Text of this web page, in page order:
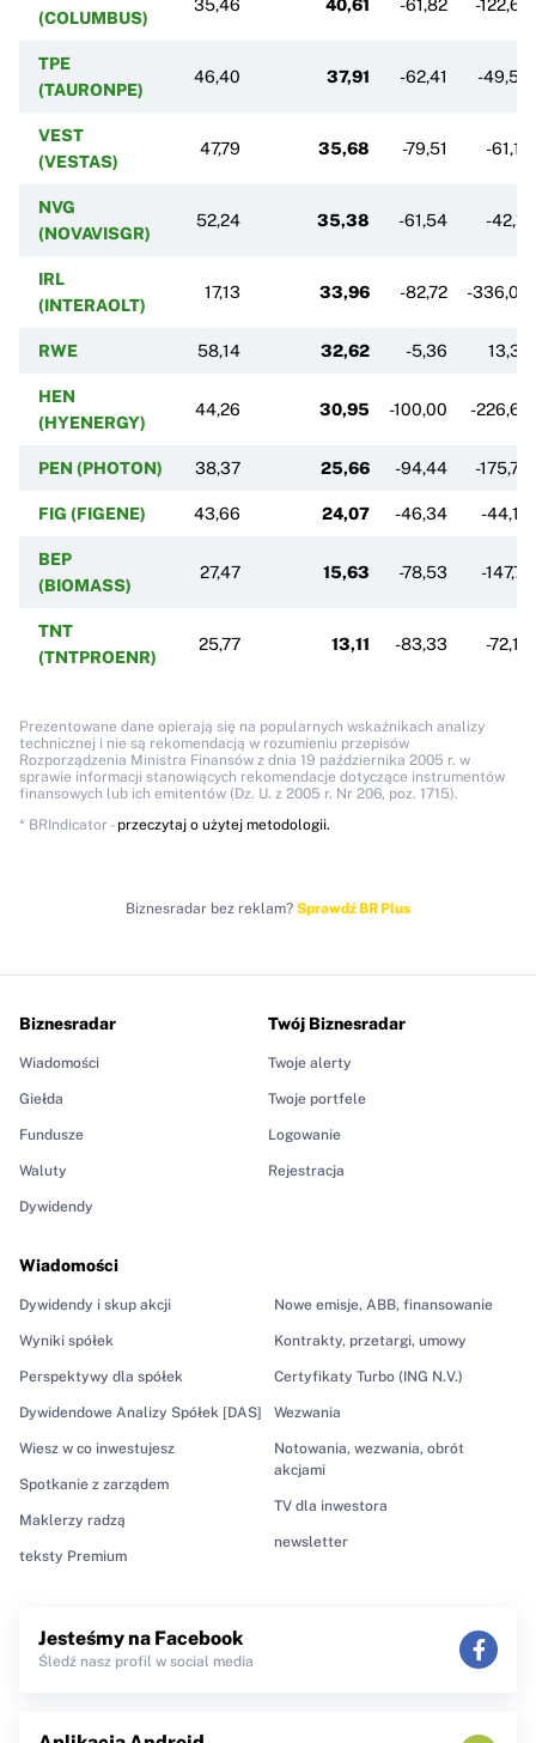
(COLUMBUS)
35,46 40,61 -61,82 -122,67
TPE
(TAURONPE)
46,40 37,91 -62,41 -49,53
VEST
(VESTAS)
47,79 35,68 -79,51 -61,12
NVG
(NOVAVISGR)
52,24 35,38 -61,54 -42,11
IRL
(INTERAOLT)
17,13 33,96 -82,72 -336,09
RWE 58,14 32,62 -5,36 13,37
HEN
(HYENERGY)
44,26 30,95 -100,00 -226,67
PEN (PHOTON) 38,37 25,66 -94,44 -175,76
FIG (FIGENE) 43,66 24,07 -46,34 -44,15
BEP
(BIOMASS)
27,47 15,63 -78,53 -147,71
TNT
(TNTPROENR)
25,77 13,11 -83,33 -72,16
Prezentowane dane opierają się na popularnych wskaźnikach analizy
technicznej i nie są rekomendacją w rozumieniu przepisów
Rozporządzenia Ministra Finansów z dnia 19 października 2005 r. w
sprawie informacji stanowiących rekomendacje dotyczące instrumentów
finansowych lub ich emitentów (Dz. U. z 2005 r. Nr 206, poz. 1715).
* BRIndicator - przeczytaj o użytej metodologii.
Biznesradar bez reklam? Sprawdź BR Plus
Biznesradar
Wiadomości
Giełda
Fundusze
Waluty
Dywidendy
Wiadomości
Dywidendy i skup akcji
Wyniki spółek
Perspektywy dla spółek
Dywidendowe Analizy Spółek [DAS]
Wiesz w co inwestujesz
Spotkanie z zarządem
Maklerzy radzą
teksty Premium
Nowe emisje, ABB, finansowanie
Kontrakty, przetargi, umowy
Certyfikaty Turbo (ING N.V.)
Wezwania
Notowania, wezwania, obrót
akcjami
TV dla inwestora
newsletter
Twój Biznesradar
Twoje alerty
Twoje portfele
Logowanie
Rejestracja
Jesteśmy na Facebook
Śledź nasz profil w social media